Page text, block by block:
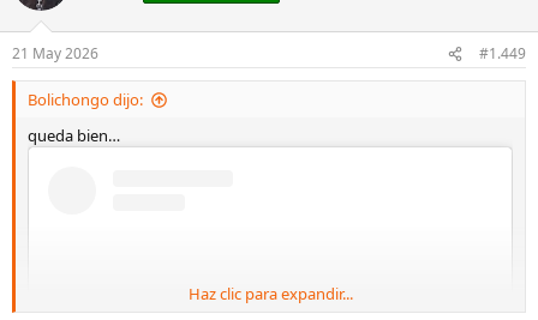
21 May 2026 #1.449
Bolichongo dijo:
queda bien…
Haz clic para expandir...